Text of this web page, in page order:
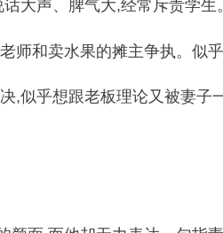
大声、脾气大,经常斥责学生。
师和卖水果的摊主争执。似
,似乎想跟老板理论又被妻子